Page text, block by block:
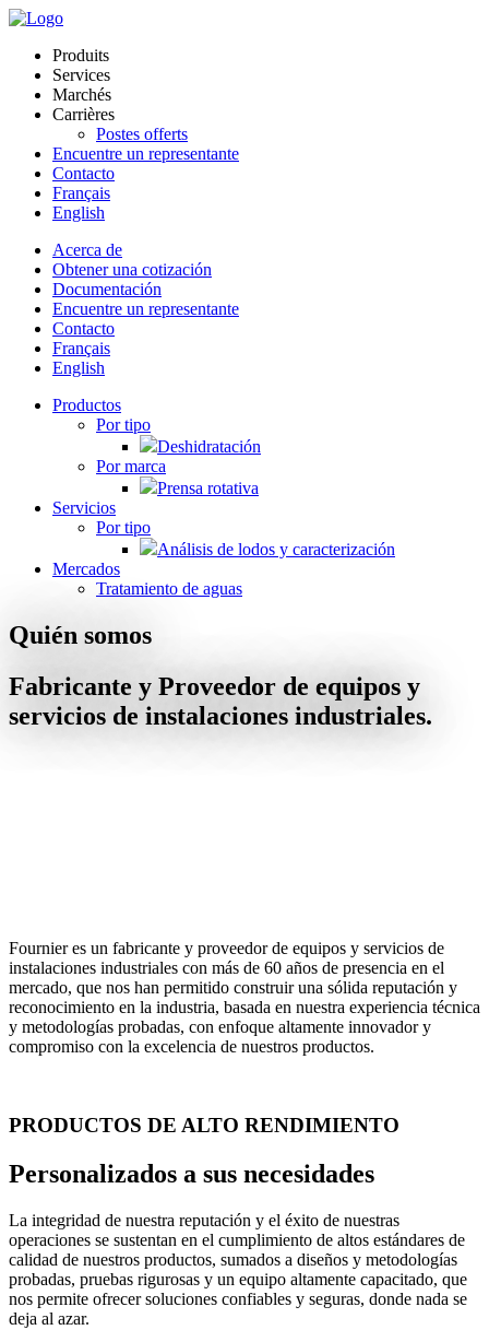
Produits
Services
Marchés
Carrières
Postes offerts
Encuentre un representante
Contacto
Français
English
Acerca de
Obtener una cotización
Documentación
Encuentre un representante
Contacto
Français
English
Productos
Por tipo
Deshidratación
Por marca
Prensa rotativa
Servicios
Por tipo
Análisis de lodos y caracterización
Mercados
Tratamiento de aguas
Quién somos
Fabricante y Proveedor de equipos y
servicios de instalaciones industriales.
Fournier es un fabricante y proveedor de equipos y servicios de
instalaciones industriales con más de 60 años de presencia en el
mercado, que nos han permitido construir una sólida reputación y
reconocimiento en la industria, basada en nuestra experiencia técnica
y metodologías probadas, con enfoque altamente innovador y
compromiso con la excelencia de nuestros productos.
PRODUCTOS DE ALTO RENDIMIENTO
Personalizados a sus necesidades
La integridad de nuestra reputación y el éxito de nuestras
operaciones se sustentan en el cumplimiento de altos estándares de
calidad de nuestros productos, sumados a diseños y metodologías
probadas, pruebas rigurosas y un equipo altamente capacitado, que
nos permite ofrecer soluciones confiables y seguras, donde nada se
deja al azar.